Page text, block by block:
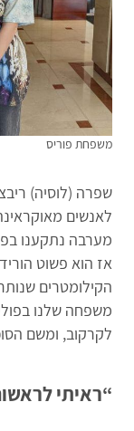
משפחת פוריס
שפרה (לוסיה)
לאנשים
מערבה נתקענו
הקילומטרים
משפחה שלנו
לקרקוב, ומשם
“ראיתי